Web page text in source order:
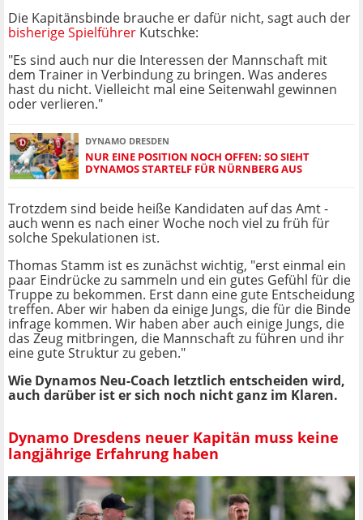
Die Kapitänsbinde brauche er dafür nicht, sagt auch der
bisherige Spielführer Kutschke:
"Es sind auch nur die Interessen der Mannschaft mit
dem Trainer in Verbindung zu bringen. Was anderes
hast du nicht. Vielleicht mal eine Seitenwahl gewinnen
oder verlieren."
DYNAMO DRESDEN
NUR EINE POSITION NOCH OFFEN: SO SIEHT
DYNAMOS STARTELF FÜR NÜRNBERG AUS
Trotzdem sind beide heiße Kandidaten auf das Amt -
auch wenn es nach einer Woche noch viel zu früh für
solche Spekulationen ist.
Thomas Stamm ist es zunächst wichtig, "erst einmal ein
paar Eindrücke zu sammeln und ein gutes Gefühl für die
Truppe zu bekommen. Erst dann eine gute Entscheidung
treffen. Aber wir haben da einige Jungs, die für die Binde
infrage kommen. Wir haben aber auch einige Jungs, die
das Zeug mitbringen, die Mannschaft zu führen und ihr
eine gute Struktur zu geben."
Wie Dynamos Neu-Coach letztlich entscheiden wird,
auch darüber ist er sich noch nicht ganz im Klaren.
Dynamo Dresdens neuer Kapitän muss keine
langjährige Erfahrung haben